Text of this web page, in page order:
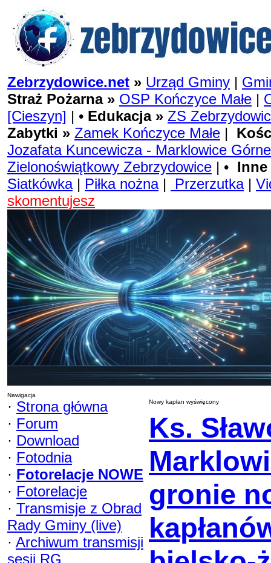
Zebrzydowice.net » Urząd Gminy |
Straż Pożarna » OSP Kończyce Małe |
[Cieszyn] | • Edukacja » ZS
Zabytki » Zamek Kończyce Małe |
Jozafata Kuncewicza - Marklowice Górne
Zielonoświątkowy Zebrzydowice | •
Siatkówka| Piłka nożna | Przerzutka|
skomentujesz
Nawigacja
· Strona główna
· Forum
· Download
· Fotodnia
· Fotorelacje NOWE
· Fotorelacje
· Transmisje z Obrad
Rady Gminy (live)
· Archiwum transmisji
sesji RG
Nowy kapłan wyświęcony
Ks.
gronie